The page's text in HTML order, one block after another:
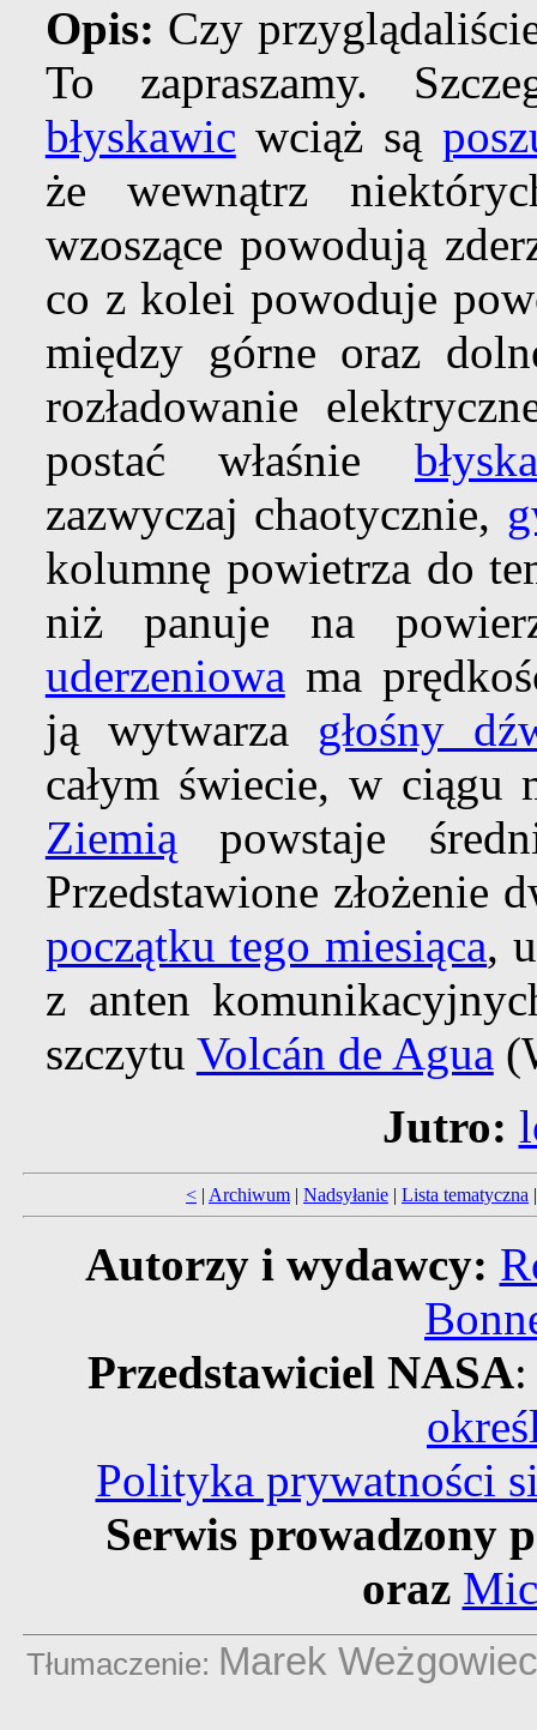
Opis: Czy
To zapraszamy.
błyskawic wciąż są
że wewnątrz
wzoszące powodują
co z kolei powoduje
między górne oraz
rozładowanie
postać właśnie
zazwyczaj chaotycznie,
kolumnę powietrza do
niż panuje na
uderzeniowa ma
ją wytwarza głośny
całym świecie, w ciągu
Ziemią powstaje
Przedstawione złożenie
początku tego miesiąca,
z anten
szczytu Volcán de Agua
Jutro:
< | Archiwum | Nadsyłanie | Lista tematyczna
Autorzy i wydawcy:
Przedstawiciel NASA
Polityka prywatności
Serwis prowadzony
oraz
Tłumaczenie: Marek Weżgowiec